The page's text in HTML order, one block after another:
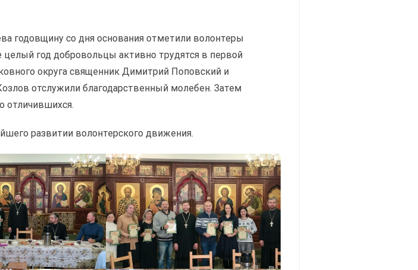
годовщину со дня основания отметили волонтеры
год добровольцы активно трудятся в первой
округа священник Димитрий Поповский и
отслужили благодарственный молебен. Затем
отличившихся.
развитии волонтерского движения.